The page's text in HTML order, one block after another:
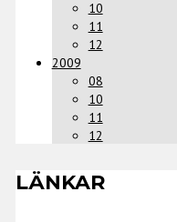
10
11
12
2009
08
10
11
12
LÄNKAR